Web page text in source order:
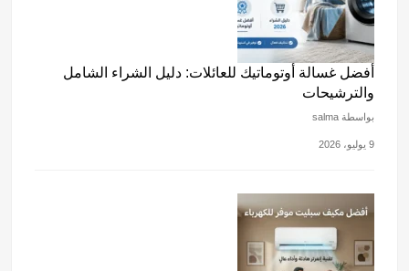
أفضل غسالة أوتوماتيك للعائلات: دليل الشراء الشامل
والترشيحات
بواسطة salma
9 يوليو، 2026